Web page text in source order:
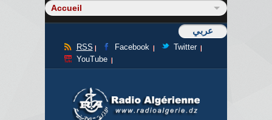
عربي
RSS Facebook
Twitter
YouTube